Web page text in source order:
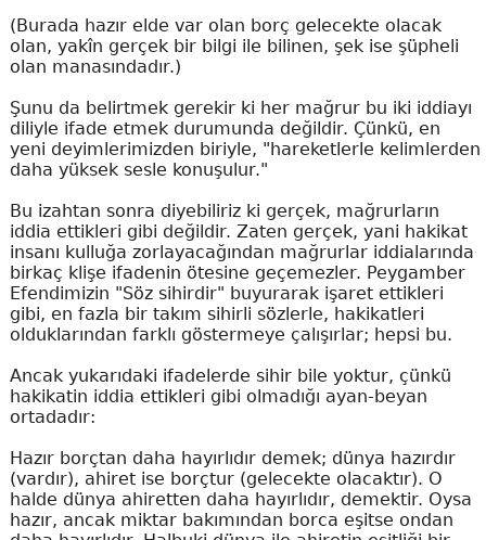
(Burada hazır elde var olan borç gelecekte olacak
olan, yakîn gerçek bir bilgi ile bilinen, şek ise şüpheli
olan manasındadır.)
Şunu da belirtmek gerekir ki her mağrur bu iki iddiayı
diliyle ifade etmek durumunda değildir. Çünkü, en
yeni deyimlerimizden biriyle, "hareketlerle kelimlerden
daha yüksek sesle konuşulur."
Bu izahtan sonra diyebiliriz ki gerçek, mağrurların
iddia ettikleri gibi değildir. Zaten gerçek, yani hakikat
insanı kulluğa zorlayacağından mağrurlar iddialarında
birkaç klişe ifadenin ötesine geçemezler. Peygamber
Efendimizin "Söz sihirdir" buyurarak işaret ettikleri
gibi, en fazla bir takım sihirli sözlerle, hakikatleri
olduklarından farklı göstermeye çalışırlar; hepsi bu.
Ancak yukarıdaki ifadelerde sihir bile yoktur, çünkü
hakikatin iddia ettikleri gibi olmadığı ayan-beyan
ortadadır:
Hazır borçtan daha hayırlıdır demek; dünya hazırdır
(vardır), ahiret ise borçtur (gelecekte olacaktır). O
halde dünya ahiretten daha hayırlıdır, demektir. Oysa
hazır, ancak miktar bakımından borca eşitse ondan